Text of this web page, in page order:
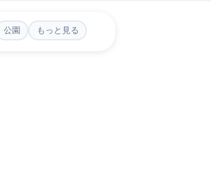
公園 もっと見る